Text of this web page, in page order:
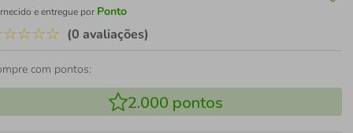
e entregue por Ponto
☆☆☆☆ (0 avaliações)
com pontos:
2.000 pontos